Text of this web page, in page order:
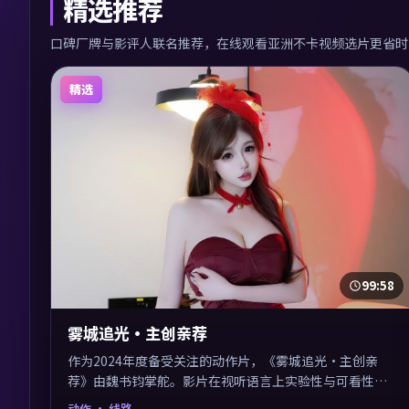
精选推荐
口碑厂牌与影评人联名推荐，在线观看亚洲不卡视频选片更省时
精选
99:58
雾城追光·主创亲荐
作为2024年度备受关注的动作片，《雾城追光·主创亲
荐》由魏书钧掌舵。影片在视听语言上实验性与可看性兼
顾，人物关系错综复杂，后劲十足。美术与服化还原年代